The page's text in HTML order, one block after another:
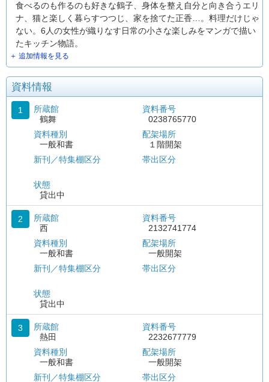
食べるのも作るのも好きな鶴子、身体を整え自分と向き合うエリ
ナ、猫と楽しく暮らすつつじ、家を捨てた正香…。料理だけじゃ
ない。6人の女性が織りなす日常の小さな楽しみをマンガで描い
たキッチン物語。
＋ 追加情報を見る
資料情報
1
所蔵館
鶴舞
資料種別
一般和書
新刊／特集棚区分
状態
貸出中
資料番号
0238765770
配架場所
１階開架
帯出区分
2
所蔵館
西
資料種別
一般和書
新刊／特集棚区分
状態
貸出中
資料番号
2132741774
配架場所
一般開架
帯出区分
3
所蔵館
熱田
資料種別
一般和書
新刊／特集棚区分
資料番号
2232677779
配架場所
一般開架
帯出区分